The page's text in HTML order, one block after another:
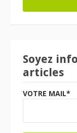
Soyez
articles
VOTRE MAIL*